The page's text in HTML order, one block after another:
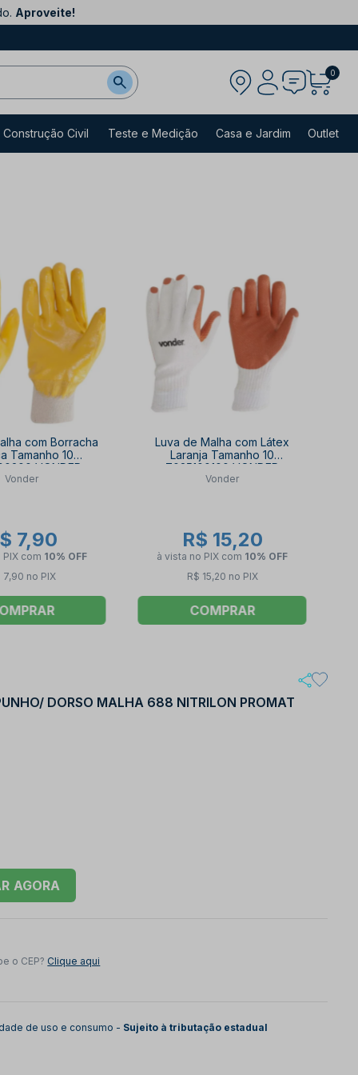
Aproveite!
0
Construção Civil Teste e Medição Casa e Jardim Outlet
com Borracha
Tamanho 10
VONDER
Vonder
7,90
PIX com 10% OFF
7,90 no PIX
Luva de Malha com Látex
Laranja Tamanho 10
7025100100 VONDER
Vonder
R$ 15,20
à vista no PIX com 10% OFF
R$ 15,20 no PIX
COMPRAR
DORSO MALHA 688 NITRILON PROMAT
o CEP? Clique aqui
de uso e consumo - Sujeito à tributação estadual